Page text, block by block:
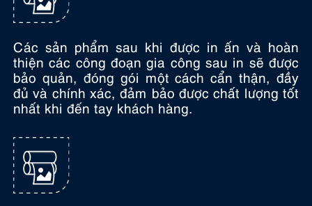
Các sản phẩm sau khi được in ấn và hoàn
thiện các công đoạn gia công sau in sẽ được
bảo quản, đóng gói một cách cẩn thận, đầy
đủ và chính xác, đảm bảo được chất lượng tốt
nhất khi đến tay khách hàng.